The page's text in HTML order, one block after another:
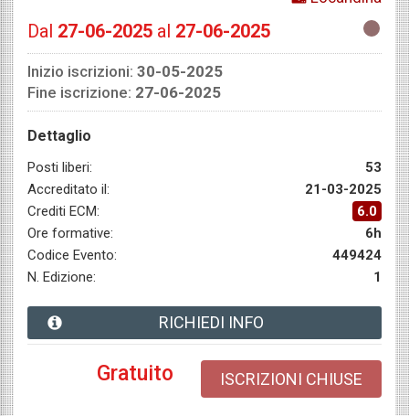
Dal 27-06-2025 al 27-06-2025
Inizio iscrizioni: 30-05-2025
Fine iscrizione: 27-06-2025
Dettaglio
Posti liberi:
53
Accreditato il:
21-03-2025
Crediti ECM:
6.0
Ore formative:
6h
Codice Evento:
449424
N. Edizione:
1
RICHIEDI INFO
ISCRIZIONI CHIUSE
Gratuito